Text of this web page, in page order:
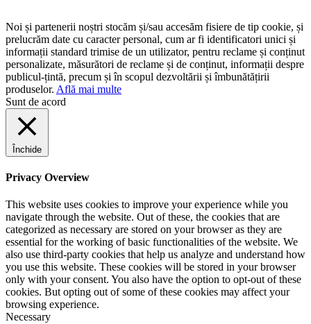
Noi și partenerii noștri stocăm și/sau accesăm fisiere de tip cookie, și
prelucrăm date cu caracter personal, cum ar fi identificatori unici și
informații standard trimise de un utilizator, pentru reclame și conținut
personalizate, măsurători de reclame și de conținut, informații despre
publicul-țintă, precum și în scopul dezvoltării și îmbunătățirii
produselor. Află mai multe
Sunt de acord
Închide
Privacy Overview
This website uses cookies to improve your experience while you
navigate through the website. Out of these, the cookies that are
categorized as necessary are stored on your browser as they are
essential for the working of basic functionalities of the website. We
also use third-party cookies that help us analyze and understand how
you use this website. These cookies will be stored in your browser
only with your consent. You also have the option to opt-out of these
cookies. But opting out of some of these cookies may affect your
browsing experience.
Necessary